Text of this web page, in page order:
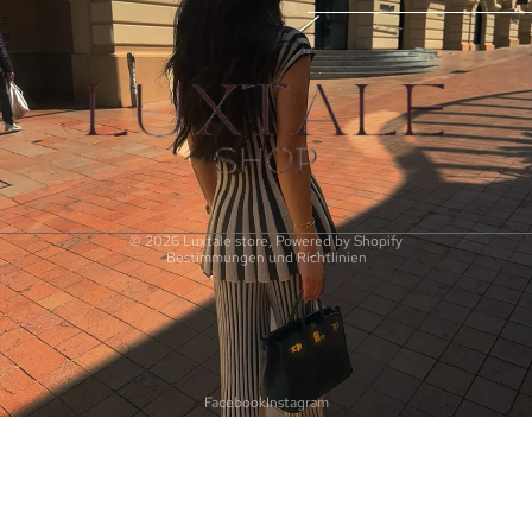
© 2026Luxtale store, Powered by Shopify
Bestimmungen und Richtlinien
AGB
Datenschutzerklärung
Impressum
FacebookInstagram